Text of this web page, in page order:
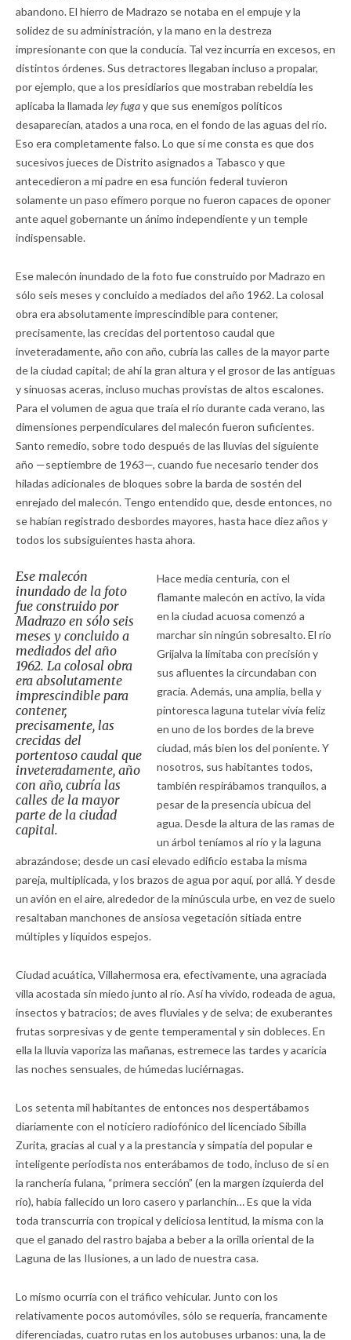
abandono. El hierro de Madrazo se notaba en el empuje y la
solidez de su administración, y la mano en la destreza
impresionante con que la conducía. Tal vez incurría en excesos, en
distintos órdenes. Sus detractores llegaban incluso a propalar,
por ejemplo, que a los presidiarios que mostraban rebeldía les
aplicaba la llamada ley fugay que sus enemigos políticos
desaparecían, atados a una roca, en el fondo de las aguas del río.
Eso era completamente falso. Lo que sí me consta es que dos
sucesivos jueces de Distrito asignados a Tabasco y que
antecedieron a mi padre en esa función federal tuvieron
solamente un paso efímero porque no fueron capaces de oponer
ante aquel gobernante un ánimo independiente y un temple
indispensable.
Ese malecón inundado de la foto fue construido por Madrazo en
sólo seis meses y concluido a mediados del año 1962. La colosal
obra era absolutamente imprescindible para contener,
precisamente, las crecidas del portentoso caudal que
inveteradamente, año con año, cubría las calles de la mayor parte
de la ciudad capital; de ahí la gran altura y el grosor de las antiguas
y sinuosas aceras, incluso muchas provistas de altos escalones.
Para el volumen de agua que traía el río durante cada verano, las
dimensiones perpendiculares del malecón fueron suficientes.
Santo remedio, sobre todo después de las lluvias del siguiente
año —septiembre de 1963—, cuando fue necesario tender dos
hiladas adicionales de bloques sobre la barda de sostén del
enrejado del malecón. Tengo entendido que, desde entonces, no
se habían registrado desbordes mayores, hasta hace diez años y
todos los subsiguientes hasta ahora.
Ese malecón
inundado de la foto
fue construido por
Madrazo en sólo seis
meses y concluido a
mediados del año
1962. La colosal obra
era absolutamente
imprescindible para
contener,
precisamente, las
crecidas del
portentoso caudal que
inveteradamente, año
con año, cubría las
calles de la mayor
parte de la ciudad
capital.
Hace media centuria, con el
flamante malecón en activo, la vida
en la ciudad acuosa comenzó a
marchar sin ningún sobresalto. El río
Grijalva la limitaba con precisión y
sus afluentes la circundaban con
gracia. Además, una amplia, bella y
pintoresca laguna tutelar vivía feliz
en uno de los bordes de la breve
ciudad, más bien los del poniente. Y
nosotros, sus habitantes todos,
también respirábamos tranquilos, a
pesar de la presencia ubicua del
agua. Desde la altura de las ramas de
un árbol teníamos al río y la laguna
abrazándose; desde un casi elevado edificio estaba la misma
pareja, multiplicada, y los brazos de agua por aquí, por allá. Y desde
un avión en el aire, alrededor de la minúscula urbe, en vez de suelo
resaltaban manchones de ansiosa vegetación sitiada entre
múltiples y líquidos espejos.
Ciudad acuática, Villahermosa era, efectivamente, una agraciada
villa acostada sin miedo junto al río. Así ha vivido, rodeada de agua,
insectos y batracios; de aves fluviales y de selva; de exuberantes
frutas sorpresivas y de gente temperamental y sin dobleces. En
ella la lluvia vaporiza las mañanas, estremece las tardes y acaricia
las noches sensuales, de húmedas luciérnagas.
Los setenta mil habitantes de entonces nos despertábamos
diariamente con el noticiero radiofónico del licenciado Sibilla
Zurita, gracias al cual y a la prestancia y simpatía del popular e
inteligente periodista nos enterábamos de todo, incluso de si en
la ranchería fulana, “primera sección” (en la margen izquierda del
río), había fallecido un loro casero y parlanchín… Es que la vida
toda transcurría con tropical y deliciosa lentitud, la misma con la
que el ganado del rastro bajaba a beber a la orilla oriental de la
Laguna de las Ilusiones, a un lado de nuestra casa.
Lo mismo ocurría con el tráfico vehicular. Junto con los
relativamente pocos automóviles, sólo se requería, francamente
diferenciadas, cuatro rutas en los autobuses urbanos: una, la de